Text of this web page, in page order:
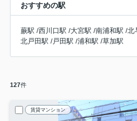
おすすめの駅
蕨駅 /西川口駅 /大宮駅 /南浦和駅 /北
北戸田駅 /戸田駅 /浦和駅 /草加駅
127件
賃貸マンション